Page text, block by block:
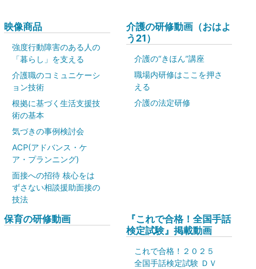
映像商品
強度行動障害のある人の
「暮らし」を支える
介護職のコミュニケーシ
ョン技術
根拠に基づく生活支援技
術の基本
気づきの事例検討会
ACP(アドバンス・ケ
ア・プランニング)
面接への招待 核心をは
ずさない相談援助面接の
技法
介護の研修動画（おはよ
う21）
介護の“きほん”講座
職場内研修はここを押さ
える
介護の法定研修
保育の研修動画
『これで合格！全国手話
検定試験』掲載動画
これで合格！２０２５
全国手話検定試験 ＤＶ